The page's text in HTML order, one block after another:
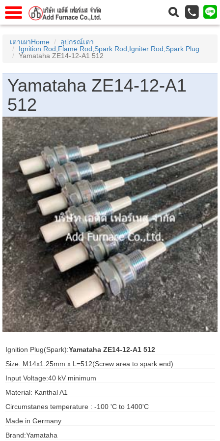
บเราAbout Us
เราContact Us
anello
schroder
Fiorentini
เตาเผาHome
อุปกรณ์เตา
Ignition Rod,Flame Rod,Spark Rod,Igniter Rod,Spark Plug
Yamataha ZE14-12-A1 512
Yamataha ZE14-12-A1
512
Ignition Plug(Spark):Yamataha ZE14-12-A1 512
Size: M14x1.25mm x L=512(Screw area to spark end)
Input Voltage:40 kV minimum
Material: Kanthal A1
Circumstanes temperature : -100 'C to 1400'C
Made in Germany
Brand:Yamataha